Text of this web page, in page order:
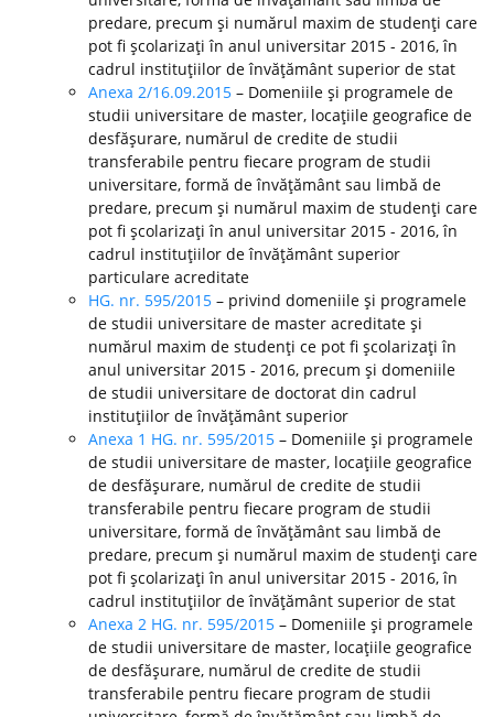
predare, precum şi numărul maxim de studenţi care
pot fi şcolarizaţi în anul universitar 2015 - 2016, în
cadrul instituţiilor de învăţământ superior de stat
Anexa 2/16.09.2015 – Domeniile şi programele de
studii universitare de master, locaţiile geografice de
desfăşurare, numărul de credite de studii
transferabile pentru fiecare program de studii
universitare, formă de învăţământ sau limbă de
predare, precum şi numărul maxim de studenţi care
pot fi şcolarizaţi în anul universitar 2015 - 2016, în
cadrul instituţiilor de învăţământ superior
particulare acreditate
HG. nr. 595/2015 – privind domeniile şi programele
de studii universitare de master acreditate şi
numărul maxim de studenţi ce pot fi şcolarizaţi în
anul universitar 2015 - 2016, precum şi domeniile
de studii universitare de doctorat din cadrul
instituţiilor de învăţământ superior
Anexa 1 HG. nr. 595/2015 – Domeniile şi programele
de studii universitare de master, locaţiile geografice
de desfăşurare, numărul de credite de studii
transferabile pentru fiecare program de studii
universitare, formă de învăţământ sau limbă de
predare, precum şi numărul maxim de studenţi care
pot fi şcolarizaţi în anul universitar 2015 - 2016, în
cadrul instituţiilor de învăţământ superior de stat
Anexa 2 HG. nr. 595/2015 – Domeniile şi programele
de studii universitare de master, locaţiile geografice
de desfăşurare, numărul de credite de studii
transferabile pentru fiecare program de studii